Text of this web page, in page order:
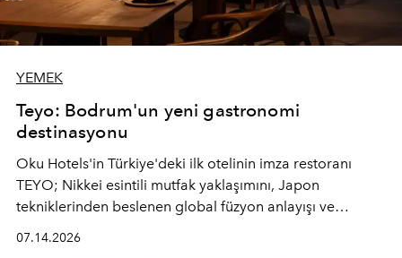
YEMEK
Teyo: Bodrum'un yeni gastronomi
destinasyonu
Oku Hotels'in Türkiye'deki ilk otelinin imza restoranı
TEYO; Nikkei esintili mutfak yaklaşımını, Japon
tekniklerinden beslenen global füzyon anlayışı ve
07.14.2026